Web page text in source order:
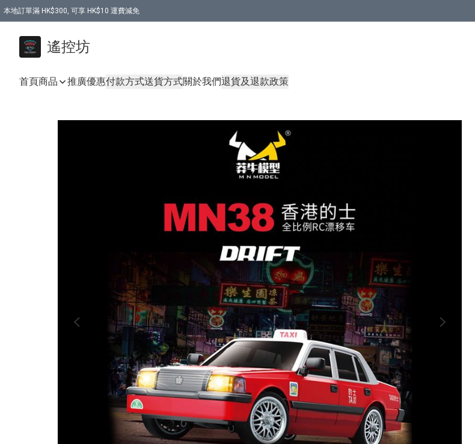
本地訂單滿 HK$300, 可享 HK$10 運費減免
遙控坊
首頁商品 推廣優惠付款方式送貨方式關於我們退貨及退款政策